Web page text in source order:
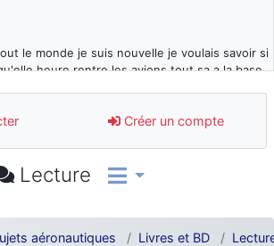
le monde je suis nouvelle je voulais savoir si
heure rentre les avions tout sa a la base
les quelques blocages du site ces derniers
contre le spam et les bots trop nocifs
bannière
Créer un compte
Lecture
aéronautiques Livres et BD